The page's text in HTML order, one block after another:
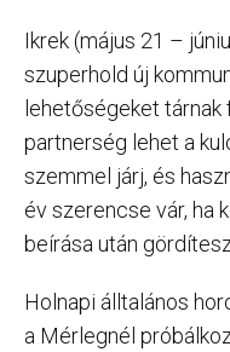
Ikrek (május 21 –
szuperhold új
lehetőségeket tárnak
partnerség lehet a
szemmel járj, és
év szerencse vár, ha
beírása után
Holnapi álltalános
a Mérlegnél